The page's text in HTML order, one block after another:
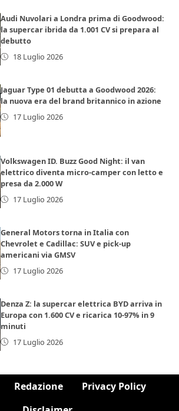
Audi Nuvolari a Londra prima di Goodwood:
la supercar ibrida da 1.001 CV si prepara al
debutto
18 Luglio 2026
Jaguar Type 01 debutta a Goodwood 2026:
la nuova era del brand britannico in azione
17 Luglio 2026
Volkswagen ID. Buzz Good Night: il van
elettrico diventa micro-camper con letto e
presa da 2.000 W
17 Luglio 2026
General Motors torna in Italia con
Chevrolet e Cadillac: SUV e pick-up
americani via GMSV
17 Luglio 2026
Denza Z: la supercar elettrica BYD arriva in
Europa con 1.600 CV e ricarica 10-97% in 9
minuti
17 Luglio 2026
Redazione
Privacy Policy